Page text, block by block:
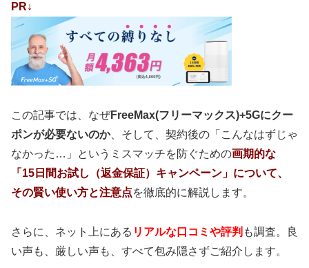
PR↓
この記事では、なぜFreeMax(フリーマックス)+5Gにクー
ポンが必要ないのか、そして、契約後の「こんなはずじゃ
なかった…」というミスマッチを防ぐための画期的な
「15日間お試し（返金保証）キャンペーン」 について、
その賢い使い方と注意点を徹底的に解説します。
さらに、ネット上にある リアルな口コミや評判 も調査。良
い声も、厳しい声も、すべて包み隠さずご紹介します。